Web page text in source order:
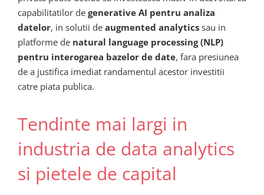
capabilitatilor de generative AI pentru analiza
datelor, in solutii de augmented analytics sau in
platforme de natural language processing (NLP)
pentru interogarea bazelor de date, fara presiunea
de a justifica imediat randamentul acestor investitii
catre piata publica.
Tendinte mai largi in
industria de data analytics
si pietele de capital